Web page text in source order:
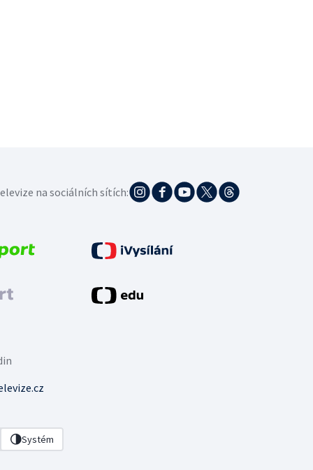
Systém
na sociálních sítích: